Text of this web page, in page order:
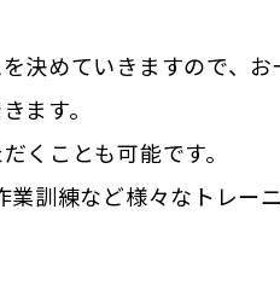
決めていきますので、
ます。
くことも可能です。
訓練など様々なトレー